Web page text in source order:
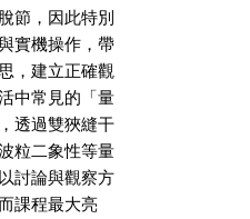
節，因此特別
實機操作，帶
，建立正確觀
中常見的「量
透過雙狹縫干
粒二象性等量
討論與觀察方
課程最大亮